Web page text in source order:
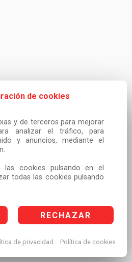
de cookies
y de terceros para mejorar
analizar el tráfico, para
y anuncios, mediante el
las cookies pulsando en el
todas las cookies pulsando
RECHAZAR
de privacidad Política de cookies